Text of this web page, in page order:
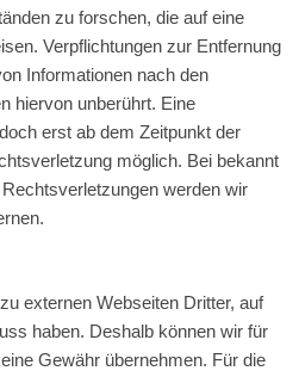
zu forschen, die auf eine
Verpflichtungen zur Entfernung
Informationen nach den
hiervon unberührt. Eine
erst ab dem Zeitpunkt der
möglich. Bei bekannt
werden wir
externen Webseiten Dritter, auf
haben. Deshalb können wir für
Gewähr übernehmen. Für die